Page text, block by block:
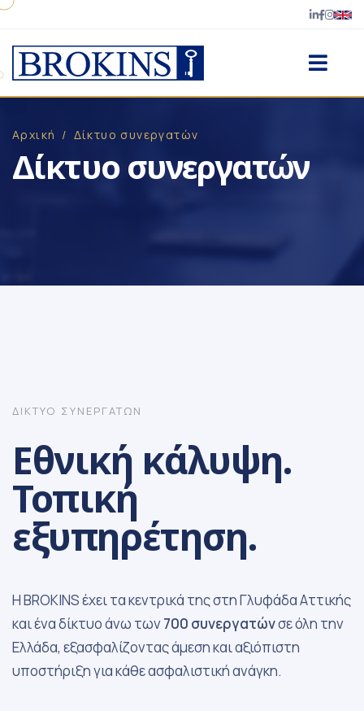
Αρχική / Δίκτυο συνεργατών
Δίκτυο συνεργατών
ΔΙΚΤΥΟ ΣΥΝΕΡΓΑΤΩΝ
Εθνική κάλυψη.
Τοπική
εξυπηρέτηση.
Η BROKINS έχει τα κεντρικά της στη Γλυφάδα Αττικής
και ένα δίκτυο άνω των700 συνεργατώνσε όλη την
Ελλάδα, εξασφαλίζοντας άμεση και αξιόπιστη
υποστήριξη για κάθε ασφαλιστική ανάγκη.